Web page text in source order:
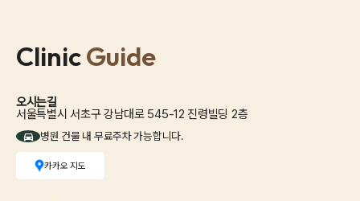
ClinicGuide
오시는길
서울특별시 서초구 강남대로 545-12 진령빌딩 2층
병원 건물 내 무료주차 가능합니다.
카카오 지도